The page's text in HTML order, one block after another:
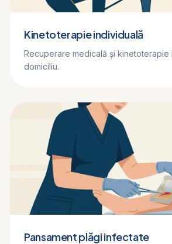
Kinetoterapie individuală
Recuperare medicală și kinetoterapie
domiciliu.
Pansament plăgi infectate